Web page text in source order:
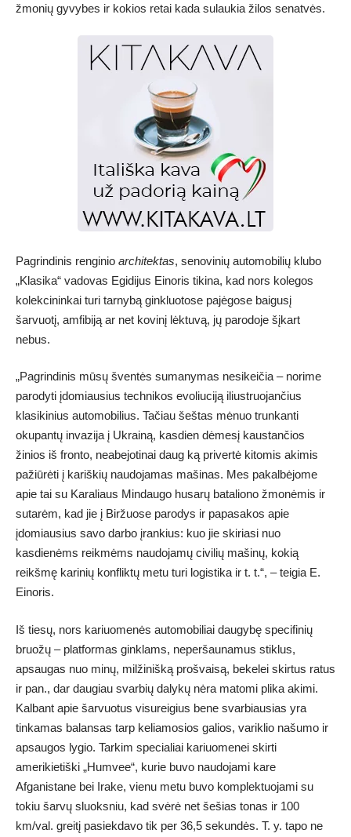
žmonių gyvybes ir kokios retai kada sulaukia žilos senatvės.
Pagrindinis renginio architektas, senovinių automobilių klubo
„Klasika“ vadovas Egidijus Einoris tikina, kad nors kolegos
kolekcininkai turi tarnybą ginkluotose pajėgose baigusį
šarvuotį, amfibiją ar net kovinį lėktuvą, jų parodoje šįkart
nebus.
„Pagrindinis mūsų šventės sumanymas nesikeičia – norime
parodyti įdomiausius technikos evoliuciją iliustruojančius
klasikinius automobilius. Tačiau šeštas mėnuo trunkanti
okupantų invazija į Ukrainą, kasdien dėmesį kaustančios
žinios iš fronto, neabejotinai daug ką privertė kitomis akimis
pažiūrėti į kariškių naudojamas mašinas. Mes pakalbėjome
apie tai su Karaliaus Mindaugo husarų bataliono žmonėmis ir
sutarėm, kad jie į Biržuose parodys ir papasakos apie
įdomiausius savo darbo įrankius: kuo jie skiriasi nuo
kasdienėms reikmėms naudojamų civilių mašinų, kokią
reikšmę karinių konfliktų metu turi logistika ir t. t.“, – teigia E.
Einoris.
Iš tiesų, nors kariuomenės automobiliai daugybę specifinių
bruožų – platformas ginklams, neperšaunamus stiklus,
apsaugas nuo minų, milžinišką prošvaisą, bekelei skirtus ratus
ir pan., dar daugiau svarbių dalykų nėra matomi plika akimi.
Kalbant apie šarvuotus visureigius bene svarbiausias yra
tinkamas balansas tarp keliamosios galios, variklio našumo ir
apsaugos lygio. Tarkim specialiai kariuomenei skirti
amerikietiški „Humvee“, kurie buvo naudojami kare
Afganistane bei Irake, vienu metu buvo komplektuojami su
tokiu šarvų sluoksniu, kad svėrė net šešias tonas ir 100
km/val. greitį pasiekdavo tik per 36,5 sekundės. T. y. tapo ne